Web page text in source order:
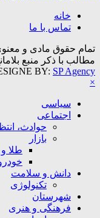
خانه
تماس با ما
تمام حقوق مادی و
مطالب با ذکر منبع
BY: SP Agency
×
سیاسی
اجتماعی
حوادث،
بازار
طلا و
دانش و سلامت
تکنولوژی
شهرستان
فرهنگی و هنری